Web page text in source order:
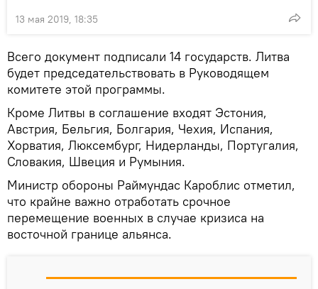
13 мая 2019, 18:35
Всего документ подписали 14 государств. Литва
будет председательствовать в Руководящем
комитете этой программы.
Кроме Литвы в соглашение входят Эстония,
Австрия, Бельгия, Болгария, Чехия, Испания,
Хорватия, Люксембург, Нидерланды, Португалия,
Словакия, Швеция и Румыния.
Министр обороны Раймундас Кароблис отметил,
что крайне важно отработать срочное
перемещение военных в случае кризиса на
восточной границе альянса.